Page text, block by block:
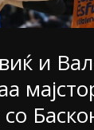
и
со